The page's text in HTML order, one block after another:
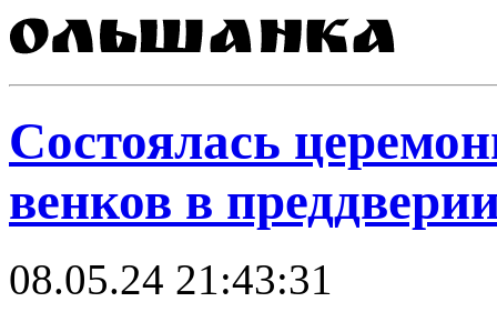
Состоялась
венков в
08.05.24 21:43:31